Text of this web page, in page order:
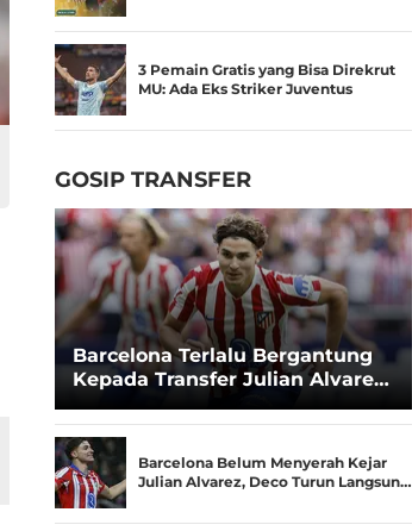
3 Pemain Gratis yang Bisa Direkrut
MU: Ada Eks Striker Juventus
GOSIP TRANSFER
Barcelona Terlalu Bergantung
Kepada Transfer Julian Alvarez:
Barcelona Belum Menyerah Kejar
Julian Alvarez, Deco Turun Langsun…